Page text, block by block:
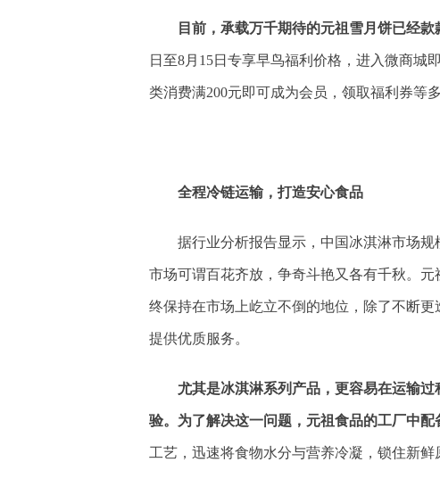
目前，承载万千期待的元祖雪月饼已经
日至8月15日专享早鸟福利价格，进入微商城
类消费满200元即可成为会员，领取福利券等多
全程冷链运输，打造安心食品
据行业分析报告显示，中国冰淇淋市场
市场可谓百花齐放，争奇斗艳又各有千秋。
终保持在市场上屹立不倒的地位，除了不断
提供优质服务。
尤其是冰淇淋系列产品，更容易在运输
验。为了解决这一问题，元祖食品的工厂中
工艺，迅速将食物水分与营养冷凝，锁住新鲜